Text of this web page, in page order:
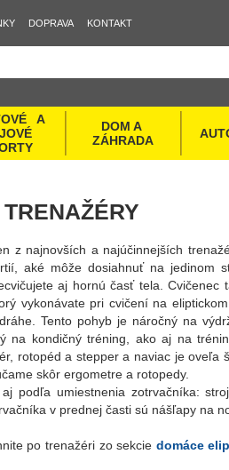
A
DOM A
ZÁHRADA
DOPRAVA KONTAKT
z najnovších a najúčinnejších
aké môže dosiahnuť na jedinom
aj hornú časť tela.
vykonávate pri cvičení na
Tento pohyb je náročný na
na kondičný tréning, ako aj na
rotopéd a stepper a naviac je
skôr ergometre a rotopedy.
podľa umiestnenia zotrvačníka:
v prednej časti sú nášľapy na
po trenažéri zo sekcie domáce